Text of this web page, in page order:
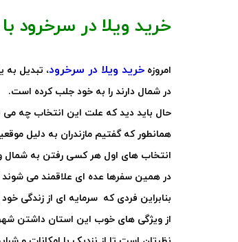
خرید ویلا در سرخرود
امروزه خرید ویلا در سرخرود، تبدیل به
در شمال دارند را به خود جلب کرده است.
حال باید دید که علت این انتخاب چه می
همانطور که گفتیم مازندران به دلیل
انتخاب های اول هر کسی رفتن به
در همین سفرها عده ای علاقمند می شوند
بنابراین فردی که سرمایه ای از زندگی
از ویژگی های خوب این استان داشتن